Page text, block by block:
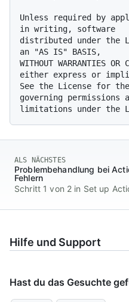
Unless required by
in writing, software
distributed under the
an "AS IS" BASIS,
WITHOUT WARRANTIES
either express or
See the License for
governing permissions
ALS NÄCHSTES
Problembehandlung bei
Fehlern
Schritt 1 von 2 in Set up
Hilfe und Support
Hast du das Gesuchte